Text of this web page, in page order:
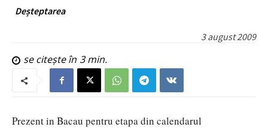
Deșteptarea
3 august 2009
se citește în 3min.
Prezent in Bacau pentru etapa din calendarul